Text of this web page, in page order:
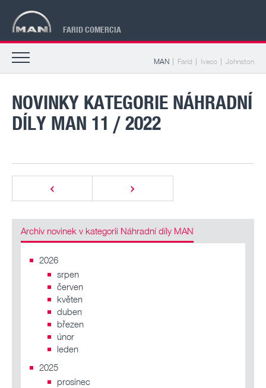
FARID COMERCIA
MAN Farid Iveco Johnston
NOVINKY KATEGORIE NÁHRADNÍ
DÍLY MAN 11 / 2022
Archiv novinek v kategorii Náhradní díly MAN
2026
srpen
červen
květen
duben
březen
únor
leden
2025
prosinec